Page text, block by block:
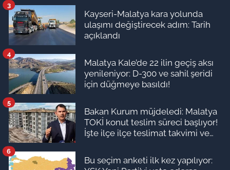
Kayseri-Malatya kara yolunda
ulaşımı değiştirecek adım: Tarih
açıklandı
3
Malatya Kale’de 22 ilin geçiş aksı
yenileniyor: D-300 ve sahil şeridi
için düğmeye basıldı!
4
Bakan Kurum müjdeledi: Malatya
TOKİ konut teslim süreci başlıyor!
İşte ilçe ilçe teslimat takvimi ve
5
Bu seçim anketi ilk kez yapılıyor:
6